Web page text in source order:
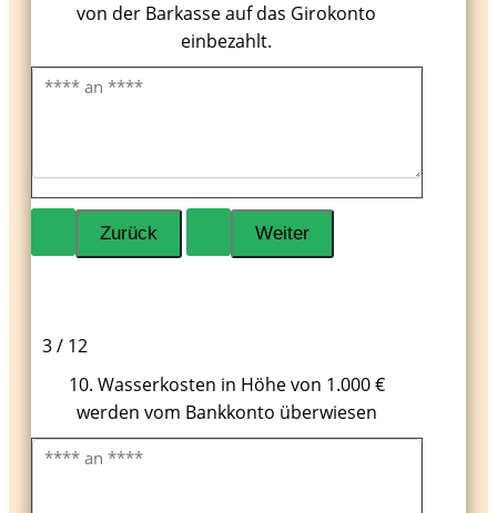
von der Barkasse auf das Girokonto
einbezahlt.
3 / 12
10. Wasserkosten in Höhe von 1.000 €
werden vom Bankkonto überwiesen